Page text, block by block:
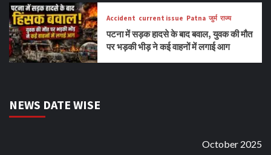
Accident current issue Patna जुर्म राज्य
पटना में सड़क हादसे के बाद बवाल, युवक की मौत
पर भड़की भीड़ ने कई वाहनों में लगाई आग
NEWS DATE WISE
October 2025